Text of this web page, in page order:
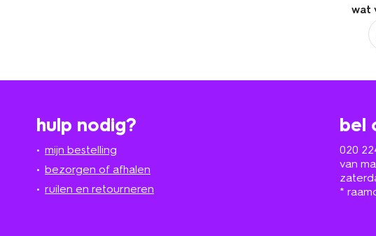
wat
hulp nodig?
mijn bestelling
bezorgen of afhalen
ruilen en retourneren
bel
020
van
*